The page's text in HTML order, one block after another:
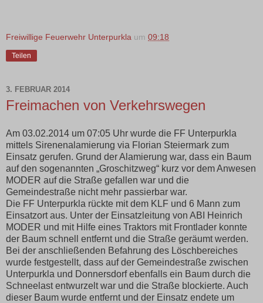
Freiwillige Feuerwehr Unterpurkla um 09:18
Teilen
3. FEBRUAR 2014
Freimachen von Verkehrswegen
Am 03.02.2014 um 07:05 Uhr wurde die FF Unterpurkla
mittels Sirenenalamierung via Florian Steiermark zum
Einsatz gerufen. Grund der Alamierung war, dass ein Baum
auf den sogenannten „Groschitzweg“ kurz vor dem Anwesen
MODER auf die Straße gefallen war und die
Gemeindestraße nicht mehr passierbar war.
Die FF Unterpurkla rückte mit dem KLF und 6 Mann zum
Einsatzort aus. Unter der Einsatzleitung von ABI Heinrich
MODER und mit Hilfe eines Traktors mit Frontlader konnte
der Baum schnell entfernt und die Straße geräumt werden.
Bei der anschließenden Befahrung des Löschbereiches
wurde festgestellt, dass auf der Gemeindestraße zwischen
Unterpurkla und Donnersdorf ebenfalls ein Baum durch die
Schneelast entwurzelt war und die Straße blockierte. Auch
dieser Baum wurde entfernt und der Einsatz endete um